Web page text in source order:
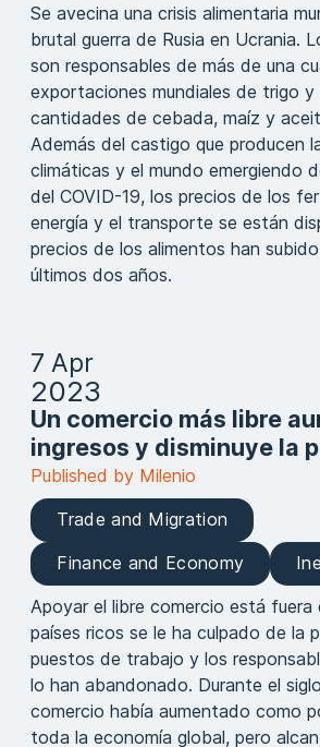
Se avecina una crisis alimentaria
brutal guerra de Rusia en Ucrania.
son responsables de más de una
exportaciones mundiales de trigo y
cantidades de cebada, maíz y
Además del castigo que producen
climáticas y el mundo emergiendo
del COVID-19, los precios de los
energía y el transporte se están
precios de los alimentos han
últimos dos años.
7 Apr
2023
Un comercio más libre
ingresos y disminuye la
Published by Milenio
Trade and Migration
Finance and Economy
Apoyar el libre comercio está fuera
países ricos se le ha culpado de la
puestos de trabajo y los
lo han abandonado. Durante el
comercio había aumentado como
toda la economía global, pero